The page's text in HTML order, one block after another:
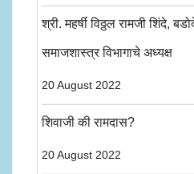
श्री. महर्षी विठ्ठल रामजी शिंदे,
समाजशास्त्र विभागाचे अध्यक्ष
20 August 2022
शिवाजी की रामदास?
20 August 2022